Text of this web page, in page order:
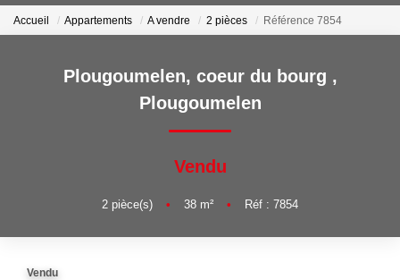
LOCATIONS
ESTIMATION
NOS AGENCES
Nous Contacter
Nos Offres D'emploi
Accueil Appartements A vendre 2 pièces Référence 7854
Plougoumelen, coeur du bourg ,
Plougoumelen
Vendu
2 pièce(s) • 38 m² • Réf : 7854
Vendu